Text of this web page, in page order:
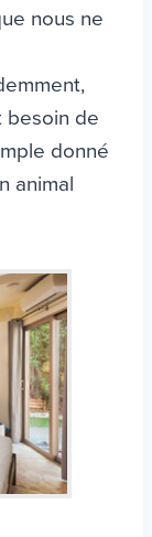
nous ne
besoin de
donné
animal